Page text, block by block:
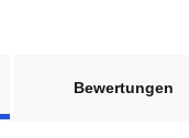
Bewertungen